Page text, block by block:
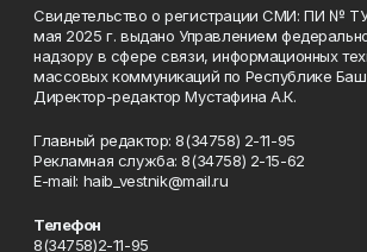
Свидетельство о регистрации СМИ: ПИ № ТУ
мая 2025 г. выдано Управлением
надзору в сфере связи, информационных
массовых коммуникаций по Республике
Директор-редактор Мустафина А.К.
Главный редактор: 8(34758) 2-11-95
Рекламная служба: 8(34758) 2-15-62
Е-mаil: haib_vestnik@mail.ru
Телефон
8(34758)2-11-95